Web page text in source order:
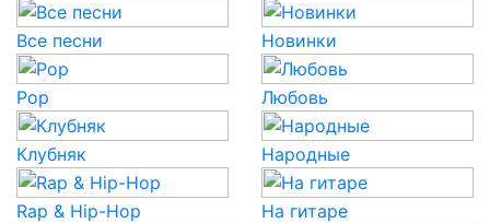
Все песни Новинки
Pop Любовь
Клубняк Народные
Rap & Hip-Hop На гитаре